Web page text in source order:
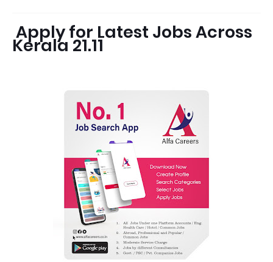
Apply for Latest Jobs Across
Kerala 21.11